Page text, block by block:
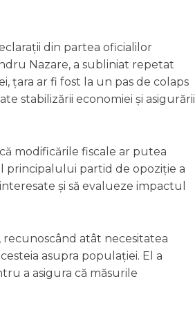
din partea oficialilor
Nazare, a subliniat repetat
țara ar fi fost la un pas de colaps
stabilizării economiei și asigurării
modificările fiscale ar putea
principalului partid de opoziție a
și să evalueze impactul
atât necesitatea
asupra populației. El a
a asigura că măsurile